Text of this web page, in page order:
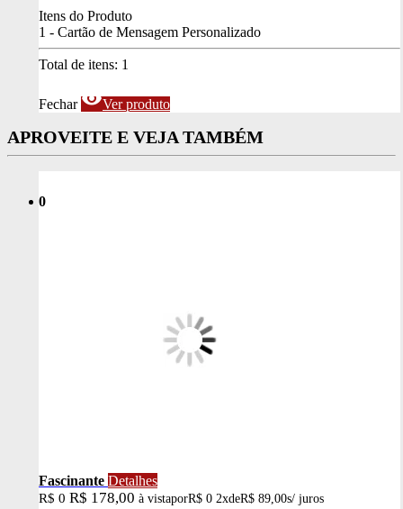
Itens do Produto
1 - Cartão de Mensagem Personalizado
Total de itens: 1
Fechar visibilityVer produto
APROVEITE E VEJA TAMBÉM
0
Fascinante Detalhes
R$ 0 R$ 178,00 à vistaporR$ 0 2xdeR$ 89,00s/ juros